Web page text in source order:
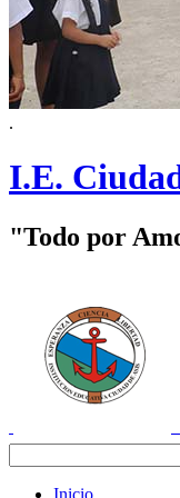
.
I.E.
"Todo por
Inicio